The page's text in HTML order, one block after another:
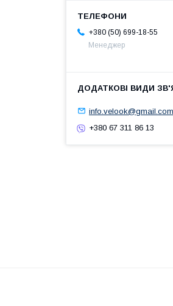
+380 (50) 699-18-55
Менеджер
info.velook@gmail.com
+380 67 311 86 13